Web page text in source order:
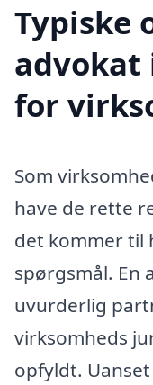
Typiske
advokat
for
Som
have de rette
det kommer til
spørgsmål. En
uvurderlig
virksomheds
opfyldt.